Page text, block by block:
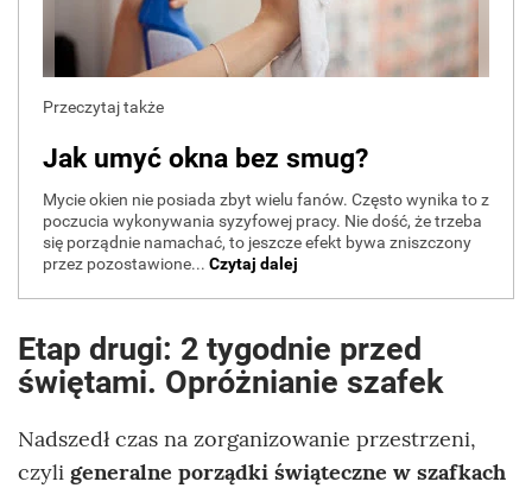
Etap drugi: 2 tygodnie przed
świętami. Opróżnianie szafek
Nadszedł czas na zorganizowanie przestrzeni,
czyli generalne porządki świąteczne w szafkach